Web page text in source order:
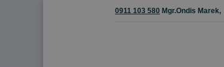
0911 103 580 Mgr.Ondis Marek,